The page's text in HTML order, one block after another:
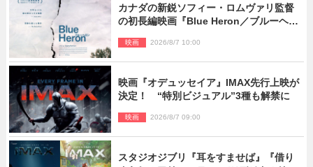
カナダの新鋭ソフィー・ロムヴァリ監督
の初長編映画『Blue Heron／ブルーヘロ
映画 2026/8/7 10:00
映画『オデュッセイア』IMAX先行上映が
決定！ “特別ビジュアル”3種も解禁に
映画 2026/8/7 09:00
スタジオジブリ『耳をすませば』『借り